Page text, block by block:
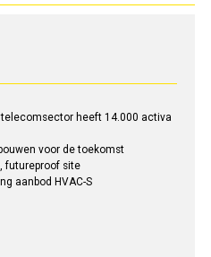
heeft 14.000 activa
voor de toekomst
futureproof site
aanbod HVAC-S